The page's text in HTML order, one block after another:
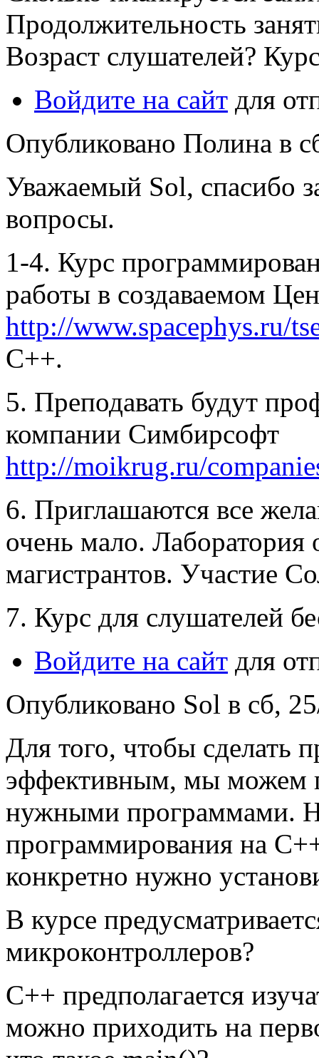
Продолжительность
Возраст слушателей?
Войдите на сайт для
Опубликовано Полина в
Уважаемый Sol, спасибо
вопросы.
1-4. Курс
работы в создаваемом
http://www.spacephys.ru/
С++.
5. Преподавать будут
компании Симбирсофт
http://moikrug.ru/
6. Приглашаются все
очень мало. Лаборатория
магистрантов. Участие
7. Курс для слушателей
Войдите на сайт для
Опубликовано Sol в сб,
Для того, чтобы сделать
эффективным, мы можем
нужными программами.
программирования на
конкретно нужно
В курсе
микроконтроллеров?
C++ предполагается
можно приходить на